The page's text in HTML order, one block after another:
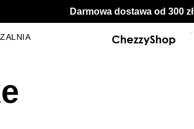
Darmowa dostawa od 300 zł